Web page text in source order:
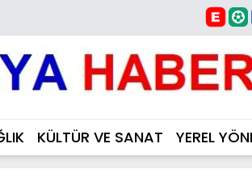
KÜLTÜR VE SANAT YEREL